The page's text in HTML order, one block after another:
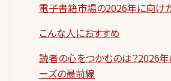
電子書籍市場の2026年に向け
こんな人におすすめ
読者の心をつかむのは？2026
ーズの最前線